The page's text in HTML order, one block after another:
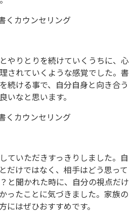
くカウンセリング
やりとりを続けていくうちに、心
されていくような感覚でした。書
続ける事で、自分自身と向き合う
いなと思います。
くカウンセリング
ていただきすっきりしました。自
だけではなく、相手はどう思って
と聞かれた時に、自分の視点だけ
ったことに気づきました。家族の
にはぜひおすすめです。